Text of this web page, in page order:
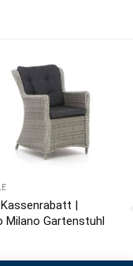
Kassenrabatt |
Milano Gartenstuhl